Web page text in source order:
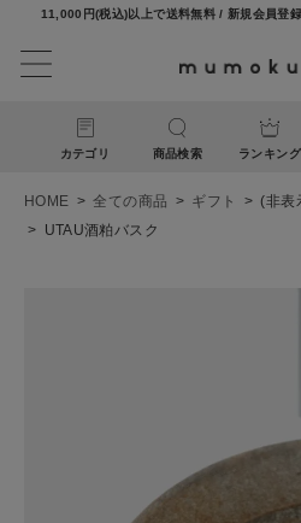
11,000円(税込)以上で送料無料 / 新規会員登
カテゴリ 商品検索 ランキング
新規会
HOME 全ての商品 ギフト
(非表
UTAU酒粕バスク